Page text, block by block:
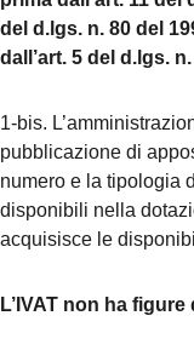
del d.lgs. n. 80 del
dall’art. 5 del d.lgs.
1-bis.
pubblicazione di
numero e la tipologia
disponibili nella
acquisisce le
L’IVAT non ha